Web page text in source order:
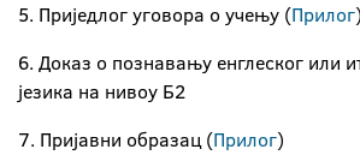
5. Приједлог уговора о учењу (Прилог)
6. Доказ о познавању енглеског или
језика на нивоу Б2
7. Пријавни образац (Прилог)